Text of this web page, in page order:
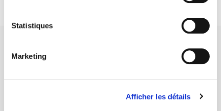
Statistiques
Marketing
Afficher les détails
original research, to edit reference works for student use, and to